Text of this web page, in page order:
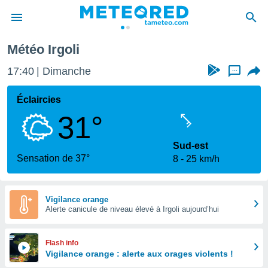
de
Météo Irgoli
17:40 Dimanche ...
Éclaircies
31°
Sensation de 37°
Sud-est
8
25 km/h
Vigilance orange
Alerte canicule de niveau élevé à Irgoli aujourd’hui
Flash info
Vigilance orange : alerte aux orages violents !